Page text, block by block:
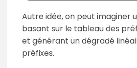
Autre idée, on peut imaginer
basant sur le tableau des
et générant un dégradé
préfixes.